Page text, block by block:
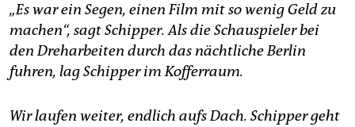
„Es war ein Segen, einen Film mit so wenig Geld zu
machen“, sagt Schipper. Als die Schauspieler bei
den Dreharbeiten durch das nächtliche Berlin
fuhren, lag Schipper im Kofferraum.
Wir laufen weiter, endlich aufs Dach. Schipper geht